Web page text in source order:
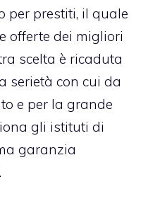
per prestiti, il quale
offerte dei migliori
scelta è ricaduta
serietà con cui da
e per la grande
gli istituti di
garanzia